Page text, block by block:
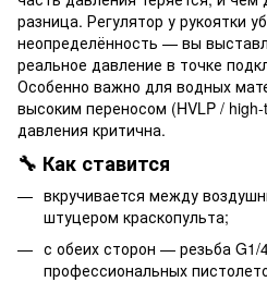
разница. Регулятор у рукоятки
неопределённость — вы
реальное давление в точке
Особенно важно для водных
высоким переносом (HVLP /
давления критична.
🔧 Как ставится
вкручивается между
штуцером краскопульта;
с обеих сторон — резьба G1/
профессиональных